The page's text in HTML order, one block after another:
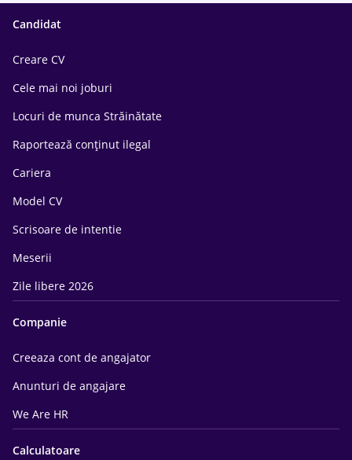
Candidat
Creare CV
Cele mai noi joburi
Locuri de munca Străinătate
Raportează conținut ilegal
Cariera
Model CV
Scrisoare de intentie
Meserii
Zile libere 2026
Companie
Creeaza cont de angajator
Anunturi de angajare
We Are HR
Calculatoare